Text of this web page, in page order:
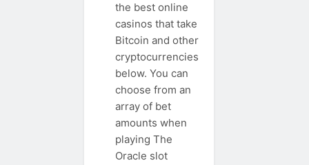
the best online
casinos that take
Bitcoin and other
cryptocurrencies
below. You can
choose from an
array of bet
amounts when
playing The
Oracle slot